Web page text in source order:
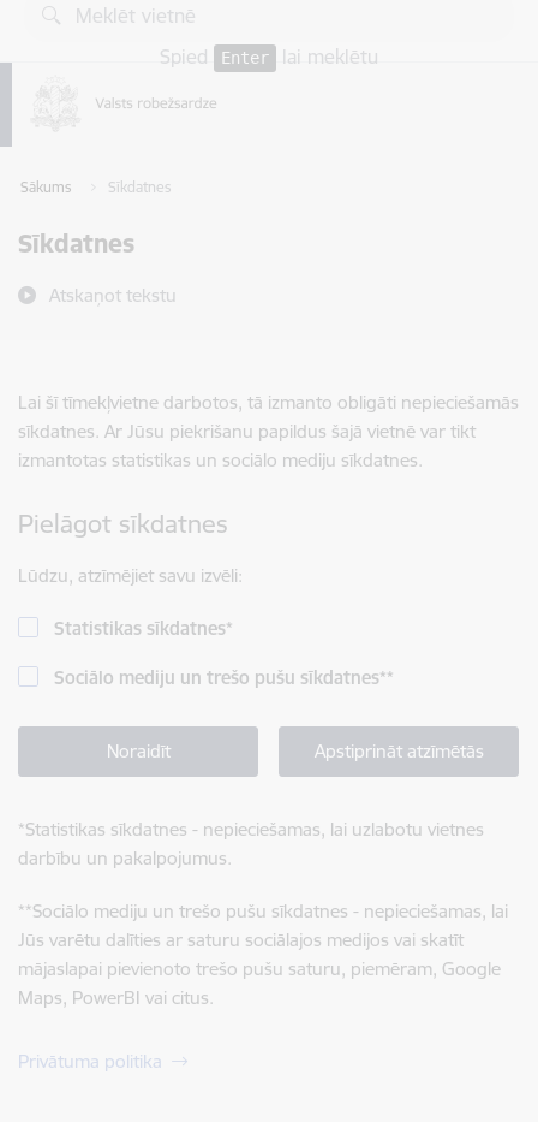
Pāriet uz lapas saturu
Spied
Enter lai meklētu
Sākums Sīkdatnes
Sīkdatnes
Atskaņot tekstu
Lai šī tīmekļvietne darbotos, tā izmanto obligāti nepieciešamās
sīkdatnes. Ar Jūsu piekrišanu papildus šajā vietnē var tikt
izmantotas statistikas un sociālo mediju sīkdatnes.
Pielāgot sīkdatnes
Lūdzu, atzīmējiet savu izvēli:
Statistikas sīkdatnes*
Sociālo mediju un trešo pušu sīkdatnes**
Noraidīt Apstiprināt atzīmētās
*Statistikas sīkdatnes - nepieciešamas, lai uzlabotu vietnes
darbību un pakalpojumus.
**Sociālo mediju un trešo pušu sīkdatnes - nepieciešamas, lai
Jūs varētu dalīties ar saturu sociālajos medijos vai skatīt
mājaslapai pievienoto trešo pušu saturu, piemēram, Google
Maps, PowerBI vai citus.
Privātuma politika